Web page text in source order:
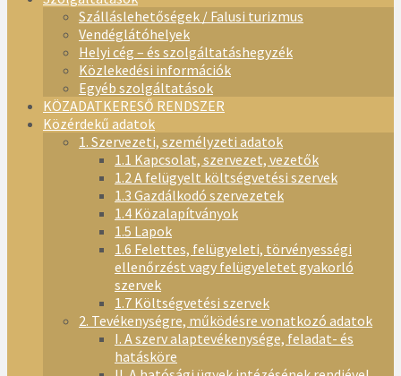
Szálláslehetőségek / Falusi turizmus
Vendéglátóhelyek
Helyi cég – és szolgáltatáshegyzék
Közlekedési információk
Egyéb szolgáltatások
KÖZADATKERESŐ RENDSZER
Közérdekű adatok
1. Szervezeti, személyzeti adatok
1.1 Kapcsolat, szervezet, vezetők
1.2 A felügyelt költségvetési szervek
1.3 Gazdálkodó szervezetek
1.4 Közalapítványok
1.5 Lapok
1.6 Felettes, felügyeleti, törvényességi
ellenőrzést vagy felügyeletet gyakorló
szervek
1.7 Költségvetési szervek
2. Tevékenységre, működésre vonatkozó adatok
I. A szerv alaptevékenysége, feladat- és
hatásköre